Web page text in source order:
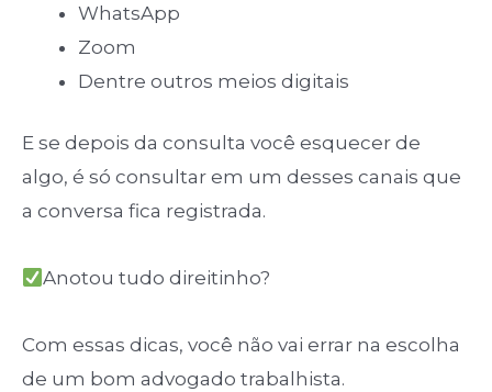
WhatsApp
Zoom
Dentre outros meios digitais
E se depois da consulta você esquecer de
algo, é só consultar em um desses canais que
a conversa fica registrada.
Anotou tudo direitinho?
Com essas dicas, você não vai errar na escolha
de um bom advogado trabalhista.